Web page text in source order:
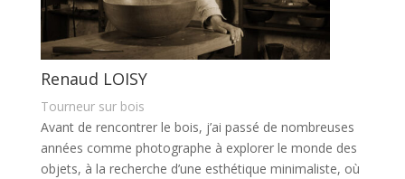
Renaud LOISY
Tourneur sur bois
Avant de rencontrer le bois, j’ai passé de nombreuses
années comme photographe à explorer le monde des
objets, à la recherche d’une esthétique minimaliste, où